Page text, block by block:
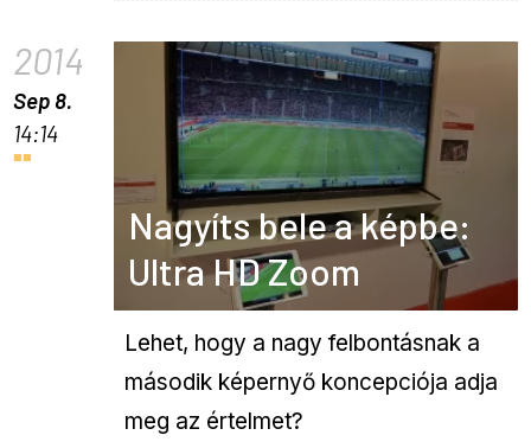
2014
Sep 8.
14:14
Nagyíts bele a képbe:
Ultra HD Zoom
Lehet, hogy a nagy felbontásnak a
második képernyő koncepciója adja
meg az értelmet?